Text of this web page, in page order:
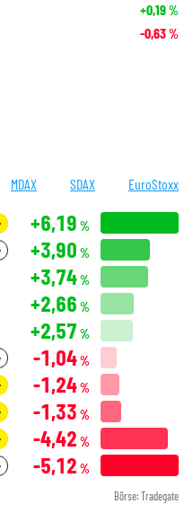
+0,19%
-0,63%
MDAX SDAX EuroStoxx
+6,19 %
+3,90 %
+3,74%
+2,66 %
+2,57 %
-1,04%
-1,24%
-1,33 %
-4,42 %
-5,12 %
Börse: Tradegate